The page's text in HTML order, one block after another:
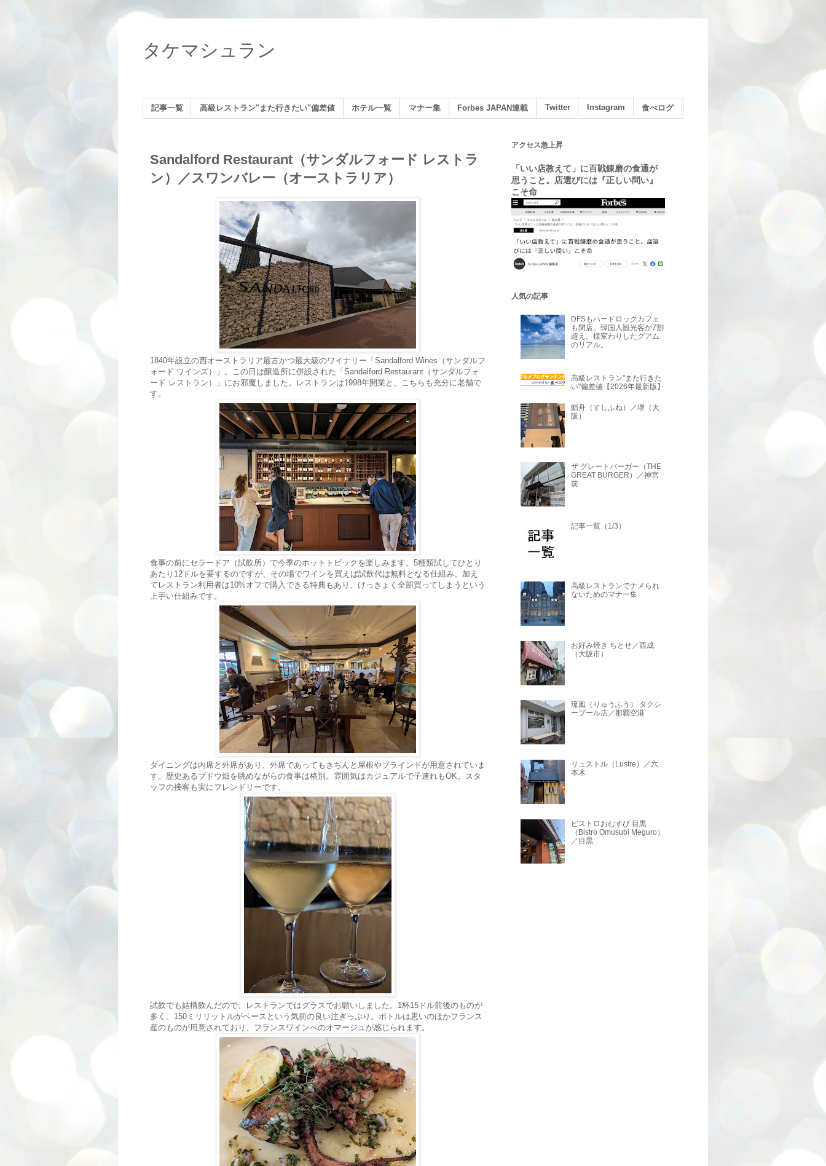
タケマシュラン
記事一覧 高級レストラン"また行きたい"偏差値 ホテル一覧 マナー集 Forbes JAPAN連載 Twitter Instagram 食べログ
Sandalford Restaurant（サンダルフォード レストラ
ン）／スワンバレー（オーストラリア）
1840年設立の西オーストラリア最古かつ最大級のワイナリー「Sandalford Wines（サンダルフ
ォード ワインズ）」。この日は醸造所に併設された「Sandalford Restaurant（サンダルフォ
ード レストラン）」にお邪魔しました。レストランは1998年開業と、こちらも充分に老舗で
す。
食事の前にセラードア（試飲所）で今季のホットトピックを楽しみます。5種類試してひとり
あたり12ドルを要するのですが、その場でワインを買えば試飲代は無料となる仕組み。加え
てレストラン利用者は10%オフで購入できる特典もあり、けっきょく全部買ってしまうという
上手い仕組みです。
ダイニングは内席と外席があり、外席であってもきちんと屋根やブラインドが用意されていま
す。歴史あるブドウ畑を眺めながらの食事は格別。雰囲気はカジュアルで子連れもOK。スタ
ッフの接客も実にフレンドリーです。
試飲でも結構飲んだので、レストランではグラスでお願いしました。1杯15ドル前後のものが
多く、150ミリリットルがベースという気前の良い注ぎっぷり。ボトルは思いのほかフランス
産のものが用意されており、フランスワインへのオマージュが感じられます。
アクセス急上昇
「いい店教えて」に百戦錬磨の食通が
思うこと。店選びには『正しい問い』
こそ命
人気の記事
DFSもハードロックカフェ
も閉店。韓国人観光客が7割
超え。様変わりしたグアム
のリアル。
高級レストラン"また行きた
い"偏差値【2026年最新版】
鮨舟（すしふね）／堺（大
阪）
ザ グレートバーガー（THE
GREAT BURGER）／神宮
前
記事一覧（1/3）
高級レストランでナメられ
ないためのマナー集
お好み焼き ちとせ／西成
（大阪市）
琉風（りゅうふう） タクシ
ープール店／那覇空港
リュストル（Lustre）／六
本木
ビストロおむすび 目黒
（Bistro Omusubi Meguro）
／目黒